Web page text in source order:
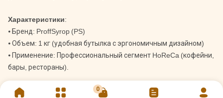
0
Характеристики:
⦁ Бренд: ProffSyrop (PS)
⦁ Объем: 1 кг (удобная бутылка с эргономичным дизайном)
⦁ Применение: Профессиональный сегмент HoReCa (кофейни,
бары, рестораны).
Сделайте ваши напитки легендарными! Закажите основу